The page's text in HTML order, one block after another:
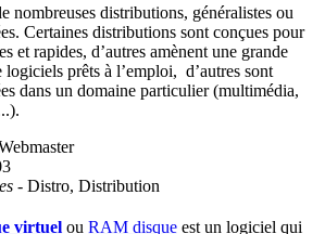
nombreuses distributions, généralistes ou
Certaines distributions sont conçues pour
et rapides, d’autres amènent une grande
logiciels prêts à l’emploi, d’autres sont
dans un domaine particulier (multimédia,
- Distro, Distribution
virtuel ou RAM disque est un logiciel qui